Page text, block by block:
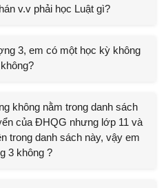
v.v phải học Luật gì?
3, em có một học kỳ không
không nằm trong danh sách
của ĐHQG nhưng lớp 11 và
trong danh sách này, vậy em
3 không ?